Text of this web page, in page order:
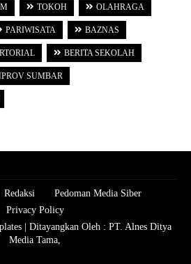
TOKOH OLAHRAGA
PARIWISATA BAZNAS
BERITA SEKOLAH
SUMBAR
Redaksi
Pedoman Media Siber
Privacy Policy
| Ditayangkan Oleh : PT. Alnes Ditya
Media Tama,